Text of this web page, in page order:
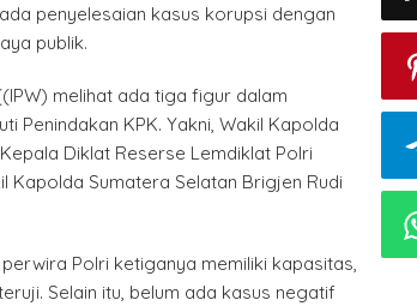
penyelesaian kasus korupsi dengan
publik.
melihat ada tiga figur dalam
Penindakan KPK. Yakni, Wakil Kapolda
Diklat Reserse Lemdiklat Polri
Kapolda Sumatera Selatan Brigjen Rudi
Polri ketiganya memiliki kapasitas,
Selain itu, belum ada kasus negatif